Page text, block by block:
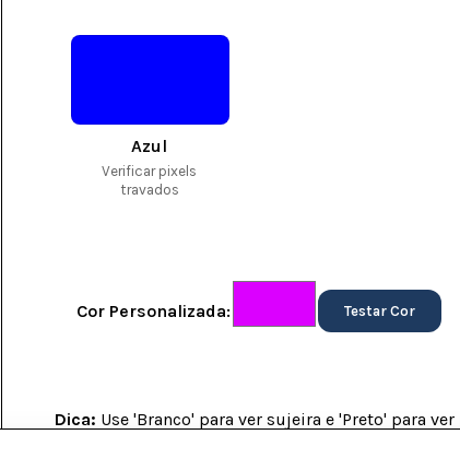
Azul
Verificar pixels
travados
Cor Personalizada: Testar Cor
Dica: Use 'Branco' para ver sujeira e 'Preto' para